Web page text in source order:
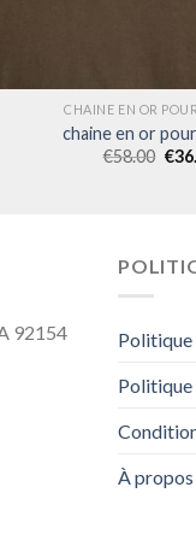
CHAINE EN OR
chaine en or
€58.00 €
92154
Politique
À propos